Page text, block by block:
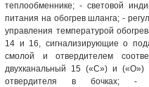
теплообменнике; - световой
питания на обогрев шланга; -
управления температурой
14 и 16, сигнализирующие о
смолой и отвердителем
двухканальный 15 («С») и («О»)
отвердителя в бочках; -